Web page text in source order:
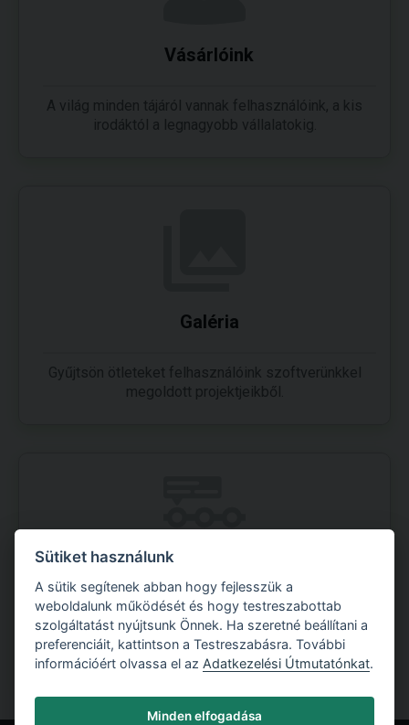
Vásárlóink
A világ minden tájáról vannak felhasználóink, a kis
irodáktól a legnagyobb vállalatokig.
Galéria
Gyűjtsön ötleteket felhasználóink szoftverünkkel
megoldott projektjeikből.
A Fine története
A Fine cég és a szoftver mérföldkövei az 1989-es
kezdetek óta.
Sütiket használunk
A sütik segítenek abban hogy fejlesszük a
weboldalunk működését és hogy testreszabottab
szolgáltatást nyújtsunk Önnek. Ha szeretné beállítani a
preferenciáit, kattintson a Testreszabásra. További
információért olvassa el az Adatkezelési Útmutatónkat.
Minden elfogadása